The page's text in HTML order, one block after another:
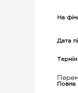
На
Дата
Повна